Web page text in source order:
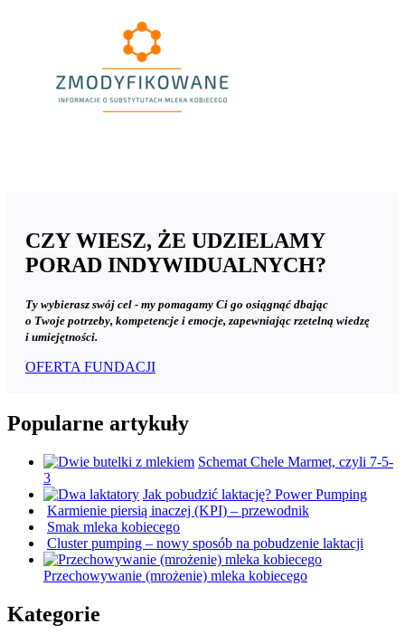
CZY WIESZ, ŻE UDZIELAMY
PORAD INDYWIDUALNYCH?
Ty wybierasz swój cel - my pomagamy Ci go osiągnąć dbając
o Twoje potrzeby, kompetencje i emocje, zapewniając rzetelną wiedzę
i umiejętności.
OFERTA FUNDACJI
Popularne artykuły
Schemat Chele Marmet, czyli 7-5-
3
Jak pobudzić laktację? Power Pumping
Karmienie piersią inaczej (KPI) – przewodnik
Smak mleka kobiecego
Cluster pumping – nowy sposób na pobudzenie laktacji
Przechowywanie (mrożenie) mleka kobiecego
Kategorie